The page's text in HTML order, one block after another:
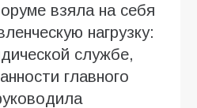
взяла на себя
нагрузку:
службе,
главного